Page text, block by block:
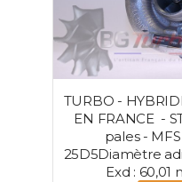
TURBO -
EN FRANCE -
pales -
25D5Diamètre
Exd : 60,01